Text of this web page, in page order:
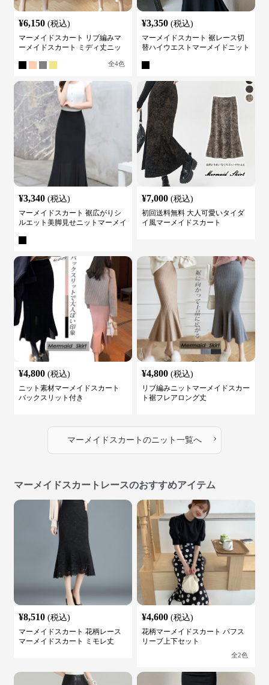
¥6,150 (税込)
マーメイドスカート リブ編みマ
ーメイドスカート ミディ丈ニッ
全4色
¥3,350 (税込)
マーメイドスカート 裾レース切
替ハイウエストマーメイドニット
¥3,340 (税込)
マーメイドスカート 裾広がりシ
ルエット美脚見せニットマーメイ
¥7,000 (税込)
初回送料無料 大人可愛いタイダ
イ風マーメイドスカート
¥4,800 (税込)
ニット素材マーメイドスカート
バックスリット付き
¥4,800 (税込)
リブ編みニットマーメイドスカー
ト裾フレアロング丈
マーメイドスカート のニット 一覧へ ›
マーメイドスカートレースのおすすめアイテム
¥8,510 (税込)
マーメイドスカート 花柄レース
マーメイドスカート ミモレ丈
¥4,600 (税込)
花柄マーメイドスカート パフス
リーブ上下セット
全2色